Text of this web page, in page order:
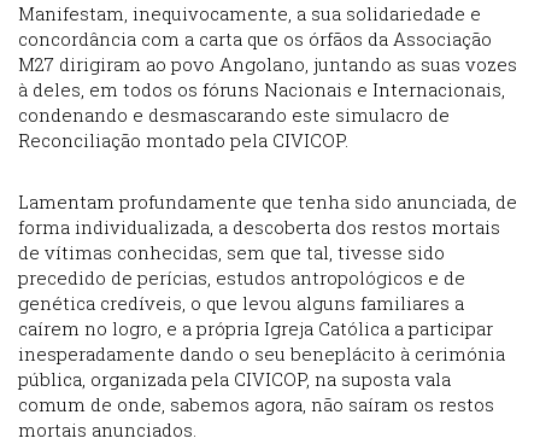
Manifestam, inequivocamente, a sua solidariedade e
concordância com a carta que os órfãos da Associação
M27 dirigiram ao povo Angolano, juntando as suas vozes
à deles, em todos os fóruns Nacionais e Internacionais,
condenando e desmascarando este simulacro de
Reconciliação montado pela CIVICOP.
Lamentam profundamente que tenha sido anunciada, de
forma individualizada, a descoberta dos restos mortais
de vítimas conhecidas, sem que tal, tivesse sido
precedido de perícias, estudos antropológicos e de
genética credíveis, o que levou alguns familiares a
caírem no logro, e a própria Igreja Católica a participar
inesperadamente dando o seu beneplácito à cerimónia
pública, organizada pela CIVICOP, na suposta vala
comum de onde, sabemos agora, não saíram os restos
mortais anunciados.